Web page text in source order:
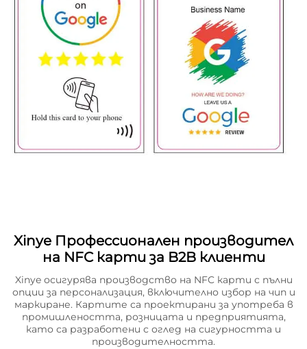
Xinye Профессионален производител
на NFC карти за B2B клиенти
Xinye осигурява производство на NFC карти с пълни
опции за персонализация, включително избор на чип и
маркиране. Картите са проектирани за употреба в
промишлеността, розницата и предприятията,
като са разработени с оглед на сигурността и
производителността.